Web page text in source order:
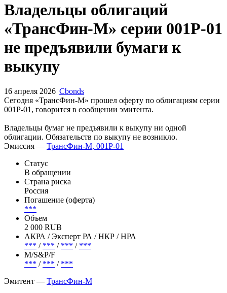
Владельцы облигаций
«ТрансФин-М» серии 001P-01
не предъявили бумаги к
выкупу
16 апреля 2026 Cbonds
Сегодня «ТрансФин-М» прошел оферту по облигациям серии
001P-01, говорится в сообщении эмитента.
Владельцы бумаг не предъявили к выкупу ни одной
облигации. Обязательств по выкупу не возникло.
Эмиссия — ТрансФин-М, 001P-01
Статус
В обращении
Страна риска
Россия
Погашение (оферта)
***
Объем
2 000 RUB
АКРА / Эксперт РА / НКР / НРА
*** / *** / *** / ***
М/S&P/F
*** / *** / ***
Эмитент — ТрансФин-М